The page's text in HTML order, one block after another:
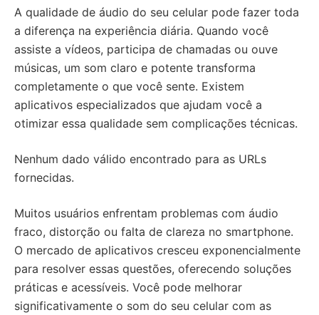
A qualidade de áudio do seu celular pode fazer toda
a diferença na experiência diária. Quando você
assiste a vídeos, participa de chamadas ou ouve
músicas, um som claro e potente transforma
completamente o que você sente. Existem
aplicativos especializados que ajudam você a
otimizar essa qualidade sem complicações técnicas.
Nenhum dado válido encontrado para as URLs
fornecidas.
Muitos usuários enfrentam problemas com áudio
fraco, distorção ou falta de clareza no smartphone.
O mercado de aplicativos cresceu exponencialmente
para resolver essas questões, oferecendo soluções
práticas e acessíveis. Você pode melhorar
significativamente o som do seu celular com as